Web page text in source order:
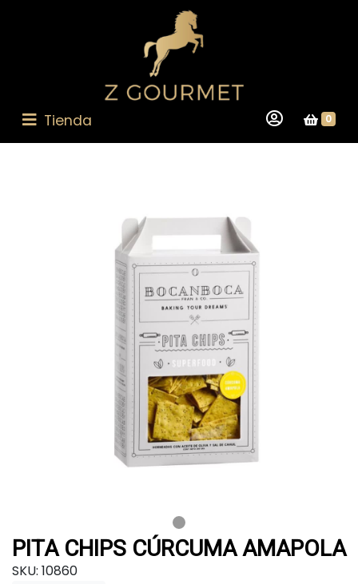
Tienda 0
PITA CHIPS CÚRCUMA AMAPOLA
SKU: 10860